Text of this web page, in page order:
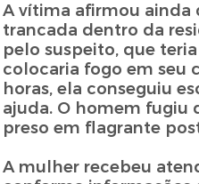
A vítima afirmou ainda
trancada dentro da
pelo suspeito, que
colocaria fogo em seu
horas, ela conseguiu
ajuda. O homem fugiu
preso em flagrante
A mulher recebeu